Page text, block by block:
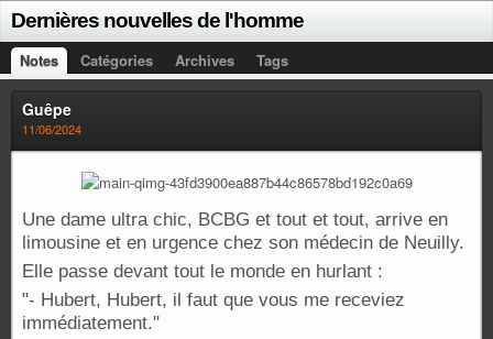
Dernières nouvelles de l'homme
Notes Catégories Archives Tags
Guêpe
11/06/2024
Une dame ultra chic, BCBG et tout et tout, arrive en
limousine et en urgence chez son médecin de Neuilly.
Elle passe devant tout le monde en hurlant :
"- Hubert, Hubert, il faut que vous me receviez
immédiatement."